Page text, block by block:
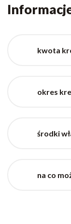
kwota
okres
środki
na co